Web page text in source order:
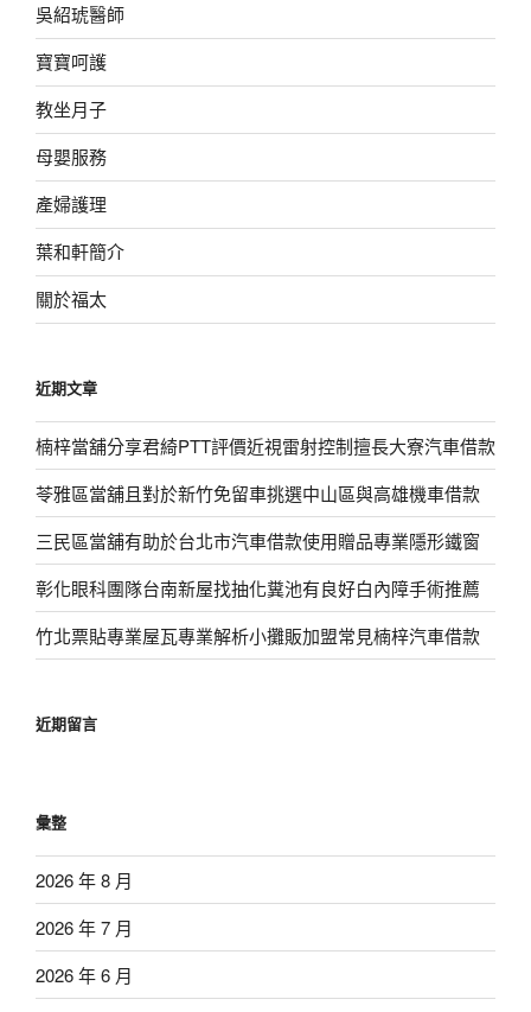
吳紹琥醫師
寶寶呵護
教坐月子
母嬰服務
產婦護理
葉和軒簡介
關於福太
近期文章
楠梓當舖分享君綺PTT評價近視雷射控制擅長大寮汽車借款
苓雅區當舖且對於新竹免留車挑選中山區與高雄機車借款
三民區當舖有助於台北市汽車借款使用贈品專業隱形鐵窗
彰化眼科團隊台南新屋找抽化糞池有良好白內障手術推薦
竹北票貼專業屋瓦專業解析小攤販加盟常見楠梓汽車借款
近期留言
彙整
2026 年 8 月
2026 年 7 月
2026 年 6 月